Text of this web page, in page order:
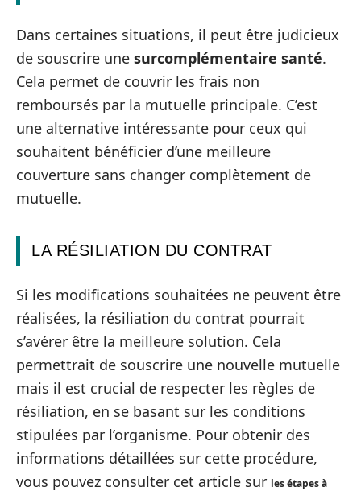
Dans certaines situations, il peut être judicieux
de souscrire une surcomplémentaire santé.
Cela permet de couvrir les frais non
remboursés par la mutuelle principale. C’est
une alternative intéressante pour ceux qui
souhaitent bénéficier d’une meilleure
couverture sans changer complètement de
mutuelle.
LA RÉSILIATION DU CONTRAT
Si les modifications souhaitées ne peuvent être
réalisées, la résiliation du contrat pourrait
s’avérer être la meilleure solution. Cela
permettrait de souscrire une nouvelle mutuelle
mais il est crucial de respecter les règles de
résiliation, en se basant sur les conditions
stipulées par l’organisme. Pour obtenir des
informations détaillées sur cette procédure,
vous pouvez consulter cet article sur les étapes à